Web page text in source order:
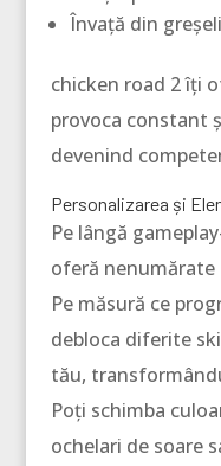
Învață din
chicken road 2 îți
provoca constant
devenind
Personalizarea și
Pe lângă
oferă nenumărate
Pe măsură ce
debloca diferite
tău,
Poți schimba
ochelari de soare